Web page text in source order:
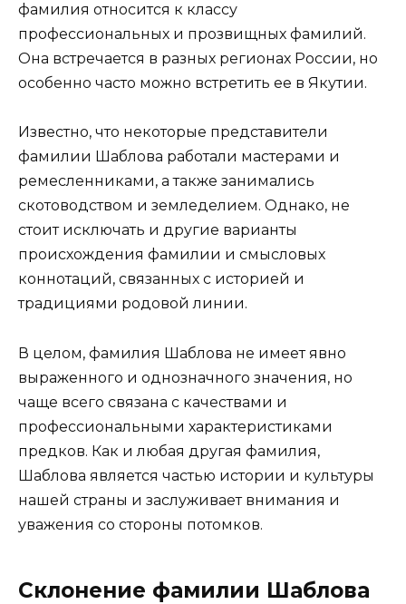
фамилия относится к классу
профессиональных и прозвищных фамилий.
Она встречается в разных регионах России, но
особенно часто можно встретить ее в Якутии.
Известно, что некоторые представители
фамилии Шаблова работали мастерами и
ремесленниками, а также занимались
скотоводством и земледелием. Однако, не
стоит исключать и другие варианты
происхождения фамилии и смысловых
коннотаций, связанных с историей и
традициями родовой линии.
В целом, фамилия Шаблова не имеет явно
выраженного и однозначного значения, но
чаще всего связана с качествами и
профессиональными характеристиками
предков. Как и любая другая фамилия,
Шаблова является частью истории и культуры
нашей страны и заслуживает внимания и
уважения со стороны потомков.
Склонение фамилии Шаблова